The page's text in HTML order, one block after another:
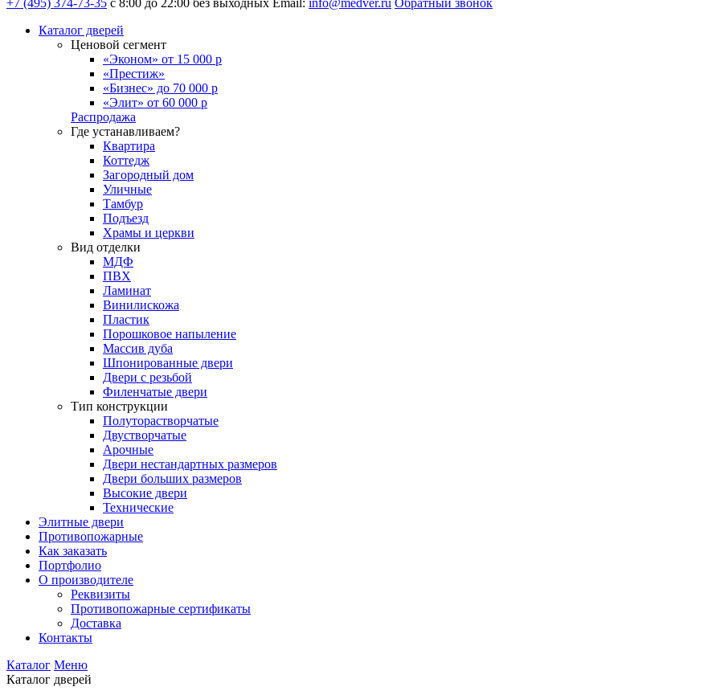
+7 (495) 374-73-35 с 8:00 до 22:00 без выходных Email: info@medver.ru Обратный звонок
Каталог дверей
Ценовой сегмент
«Эконом» от 15 000 р
«Престиж»
«Бизнес» до 70 000 р
«Элит» от 60 000 р
Распродажа
Где устанавливаем?
Квартира
Коттедж
Загородный дом
Уличные
Тамбур
Подъезд
Храмы и церкви
Вид отделки
МДФ
ПВХ
Ламинат
Винилискожа
Пластик
Порошковое напыление
Массив дуба
Шпонированные двери
Двери с резьбой
Филенчатые двери
Тип конструкции
Полуторастворчатые
Двустворчатые
Арочные
Двери нестандартных размеров
Двери больших размеров
Высокие двери
Технические
Элитные двери
Противопожарные
Как заказать
Портфолио
О производителе
Реквизиты
Противопожарные сертификаты
Доставка
Контакты
Каталог Меню
Каталог дверей